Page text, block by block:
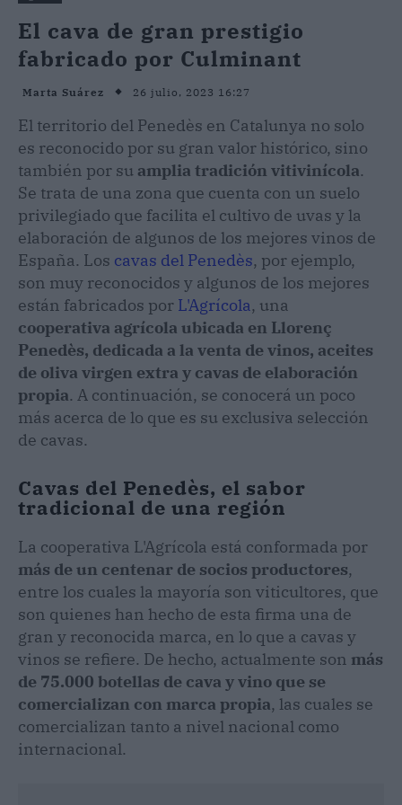
El cava de gran prestigio
fabricado por Culminant
Marta Suárez 26 julio, 2023 16:27
El territorio del Penedès en Catalunya no solo
es reconocido por su gran valor histórico, sino
también por su amplia tradición vitivinícola.
Se trata de una zona que cuenta con un suelo
privilegiado que facilita el cultivo de uvas y la
elaboración de algunos de los mejores vinos de
España. Los cavas del Penedès, por ejemplo,
son muy reconocidos y algunos de los mejores
están fabricados por L'Agrícola, una
cooperativa agrícola ubicada en Llorenç
Penedès, dedicada a la venta de vinos, aceites
de oliva virgen extra y cavas de elaboración
propia. A continuación, se conocerá un poco
más acerca de lo que es su exclusiva selección
de cavas.
Cavas del Penedès, el sabor
tradicional de una región
La cooperativa L'Agrícola está conformada por
más de un centenar de socios productores,
entre los cuales la mayoría son viticultores, que
son quienes han hecho de esta firma una de
gran y reconocida marca, en lo que a cavas y
vinos se refiere. De hecho, actualmente son más
de 75.000 botellas de cava y vino que se
comercializan con marca propia, las cuales se
comercializan tanto a nivel nacional como
internacional.